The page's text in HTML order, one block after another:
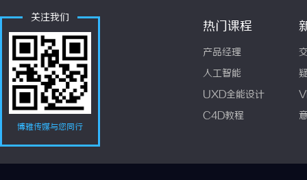
关注我们
博雅传媒与您同行
热门课程
产品经理
人工智能
UXD全能设计
C4D教程